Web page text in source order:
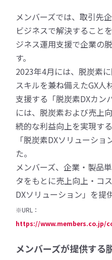
メンバーズでは、取引先
ビジネスで解決すること
ジネス運用支援で企業の
す。
2023年4月には、脱炭素
スキルを兼ね備えたGX人
支援する「脱炭素DXカン
には、脱炭素および売上
続的な利益向上を実現す
「脱炭素DXソリューシ
た。
メンバーズ、企業・製品
タをもとに売上向上・コ
DXソリューション」を提
※URL：
https://www.members.co.jp/
メンバーズが提供する